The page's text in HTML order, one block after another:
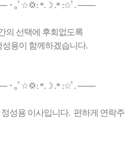
｡ﾟ☆💢: *.☽ .* :☆ﾟ. ───
택에 후회없도록
함께하겠습니다.
｡ﾟ☆💢: *.☽ .* :☆ﾟ. ───
성용 이사입니다. 편하게 연락주